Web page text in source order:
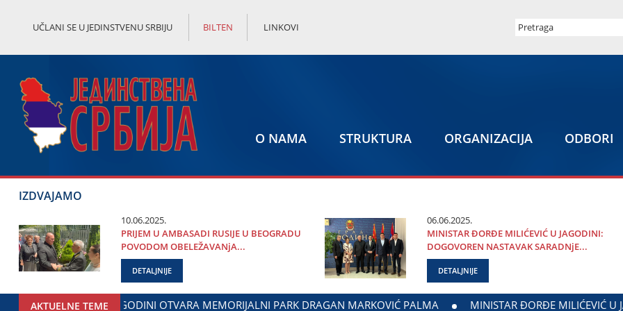
UČLANI SE U JEDINSTVENU SRBIJU BILTEN LINKOVI
O NAMA STRUKTURA ORGANIZACIЈA ODBORI
IZDVAJAMO
10.06.2025.
PRIЈEM U AMBASADI RUSIЈE U BEOGRADU
POVODOM OBELEŽAVANjA...
DETALJNIJE
06.06.2025.
MINISTAR ĐORĐE MILIĆEVIĆ U ЈAGODINI:
DOGOVOREN NASTAVAK SARADNjE...
DETALJNIJE
AKTUELNE TEME
MINISTAR ĐORĐE MILIĆEVIĆ U ЈAGODINI: DOGOVOREN NASTAVAK SARADNjE GRADA ЈAGODINE I MINISTARSTVA